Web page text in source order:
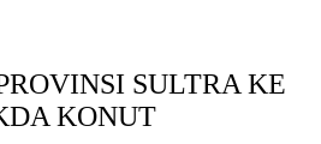
SULTRA KE
KONUT